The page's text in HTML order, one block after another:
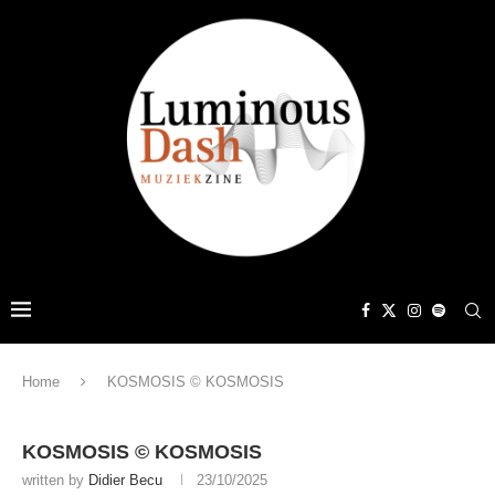
Home KOSMOSIS © KOSMOSIS
KOSMOSIS © KOSMOSIS
written by Didier Becu 23/10/2025